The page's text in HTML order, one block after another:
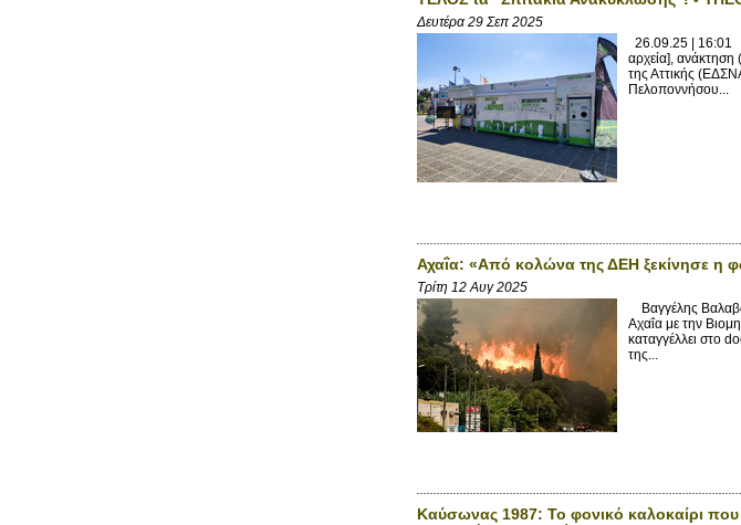
Δευτέρα 29 Σεπ 2025
26.09.25 | 16:01
αρχεία],
της Αττικής
Πελοποννήσου...
Αχαΐα: «Από κολώνα της ΔΕΗ ξεκίνησε η
Τρίτη 12 Αυγ 2025
Βαγγέλης
Αχαΐα με την
καταγγέλλει στο
της...
Καύσωνας 1987: Το φονικό καλοκαίρι